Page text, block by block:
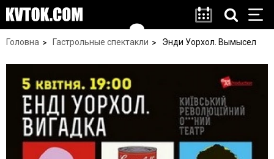
Головна Гастрольные спектакли Энди Уорхол. Вымысел